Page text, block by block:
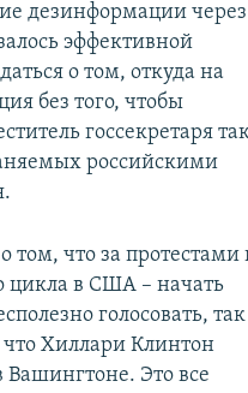
дезинформации через
эффективной
о том, откуда на
без того, чтобы
госсекретаря
российскими
что за протестами
цикла в США – начать
голосовать,
что Хиллари Клинтон
Вашингтоне. Это все